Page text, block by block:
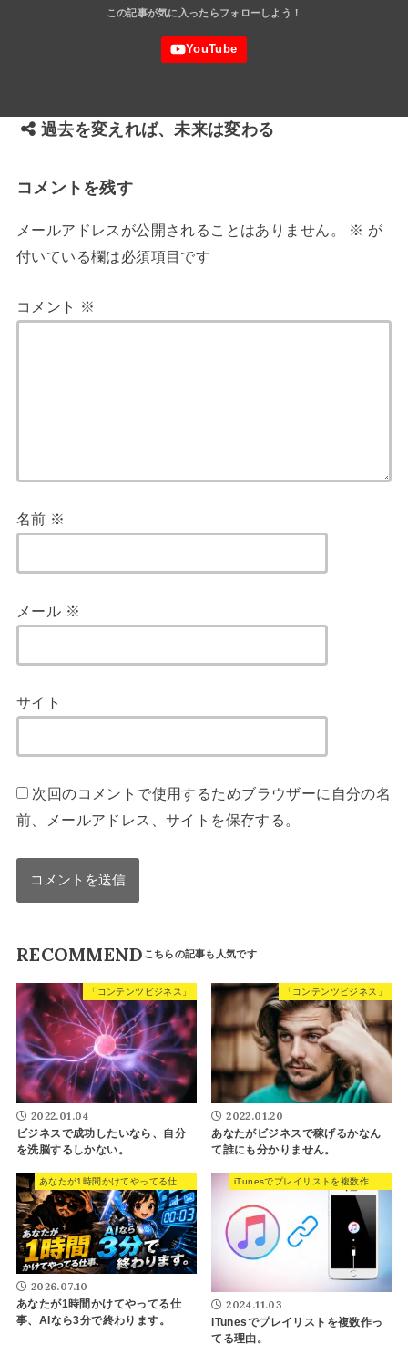
過去を変えれば、未来は変わる
コメントを残す
メールアドレスが公開されることはありません。 ※ が
付いている欄は必須項目です
コメント ※
名前 ※
メール ※
サイト
次回のコメントで使用するためブラウザーに自分の名
前、メールアドレス、サイトを保存する。
RECOMMEND
「コンテンツビジネス」
2022.01.04
ビジネスで成功したいなら、自分
を洗脳するしかない。
「コンテンツビジネス」
2022.01.20
あなたがビジネスで稼げるかなん
て誰にも分かりません。
2026.07.10
あなたが1時間かけてやってる仕
事、AIなら3分で終わります。
2024.11.03
iTunesでプレイリストを複数作っ
てる理由。